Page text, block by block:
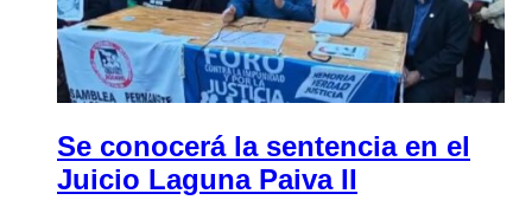
Se conocerá la sentencia en el
Juicio Laguna Paiva II